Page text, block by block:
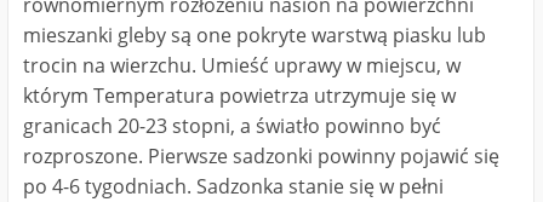
mieszanki gleby są one pokryte warstwą piasku lub
trocin na wierzchu. Umieść uprawy w miejscu, w
którym Temperatura powietrza utrzymuje się w
granicach 20-23 stopni, a światło powinno być
rozproszone. Pierwsze sadzonki powinny pojawić się
po 4-6 tygodniach. Sadzonka stanie się w pełni